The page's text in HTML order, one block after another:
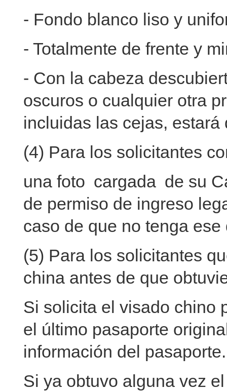
- Fondo blanco liso y
- Totalmente de frente y
- Con la cabeza
oscuros o cualquier otra
incluidas las cejas,
(4) Para los solicitantes
una foto cargada de su
de permiso de ingreso
caso de que no tenga
(5) Para los solicitantes
china antes de que
Si solicita el visado chino
el último pasaporte
información del pasaporte.
Si ya obtuvo alguna vez